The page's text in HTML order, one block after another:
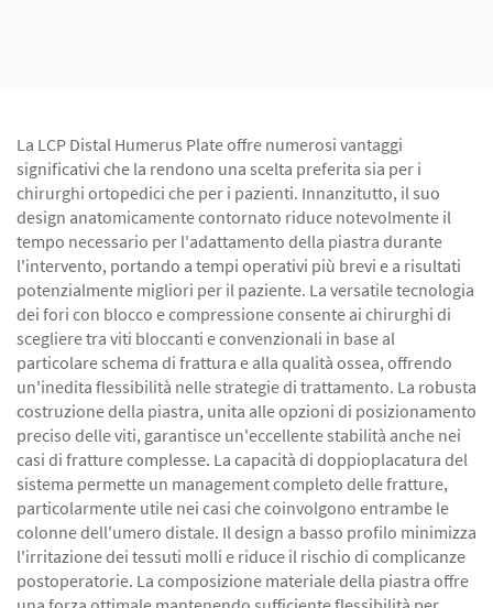
La LCP Distal Humerus Plate offre numerosi vantaggi
significativi che la rendono una scelta preferita sia per i
chirurghi ortopedici che per i pazienti. Innanzitutto, il suo
design anatomicamente contornato riduce notevolmente il
tempo necessario per l'adattamento della piastra durante
l'intervento, portando a tempi operativi più brevi e a risultati
potenzialmente migliori per il paziente. La versatile tecnologia
dei fori con blocco e compressione consente ai chirurghi di
scegliere tra viti bloccanti e convenzionali in base al
particolare schema di frattura e alla qualità ossea, offrendo
un'inedita flessibilità nelle strategie di trattamento. La robusta
costruzione della piastra, unita alle opzioni di posizionamento
preciso delle viti, garantisce un'eccellente stabilità anche nei
casi di fratture complesse. La capacità di doppioplacatura del
sistema permette un management completo delle fratture,
particolarmente utile nei casi che coinvolgono entrambe le
colonne dell'umero distale. Il design a basso profilo minimizza
l'irritazione dei tessuti molli e riduce il rischio di complicanze
postoperatorie. La composizione materiale della piastra offre